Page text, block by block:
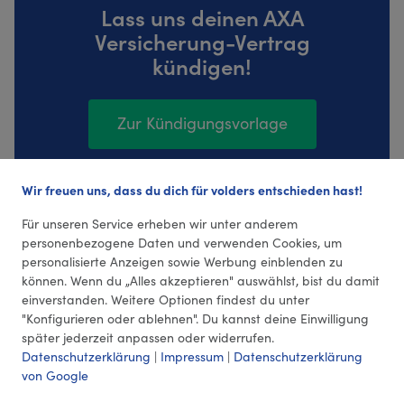
Lass uns deinen AXA
Versicherung-Vertrag
kündigen!
Zur Kündigungsvorlage
1402 Bewertungen (4,37 Durchschnitt)
Wir freuen uns, dass du dich für volders entschieden hast!
Für unseren Service erheben wir unter anderem
personenbezogene Daten und verwenden Cookies, um
personalisierte Anzeigen sowie Werbung einblenden zu
können. Wenn du „Alles akzeptieren" auswählst, bist du damit
einverstanden. Weitere Optionen findest du unter
"Konfigurieren oder ablehnen". Du kannst deine Einwilligung
später jederzeit anpassen oder widerrufen.
Datenschutzerklärung | Impressum | Datenschutzerklärung
von Google